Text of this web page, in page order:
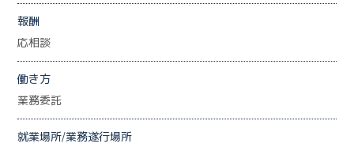
報酬
応相談
働き方
業務委託
就業場所/業務遂行場所